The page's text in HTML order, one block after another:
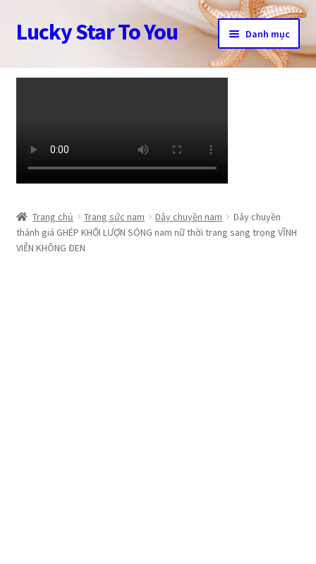
Đi
đến
hướng
Chuyển
đến
dung
Lucky Star To You Danh mục
Trang chủ
Cửa hàng
Tài khoản
Thanh toán
Trang chủ Trang sức nam Dây chuyền nam
Dây chuyền
thánh giá GHÉP KHỐI LƯỢN SÓNG nam nữ thời trang sang trọng VĨNH
VIỄN KHÔNG ĐEN